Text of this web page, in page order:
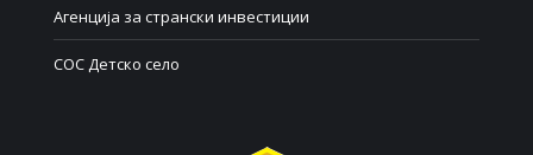
Агенција за странски инвестиции
СОС Детско село